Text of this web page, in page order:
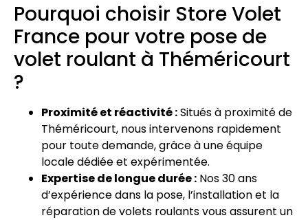
Pourquoi choisir Store Volet
France pour votre pose de
volet roulant à Théméricourt
?
Proximité et réactivité :Situés à proximité de
Théméricourt, nous intervenons rapidement
pour toute demande, grâce à une équipe
locale dédiée et expérimentée.
Expertise de longue durée : Nos 30 ans
d’expérience dans la pose, l’installation et la
réparation de volets roulants vous assurent un